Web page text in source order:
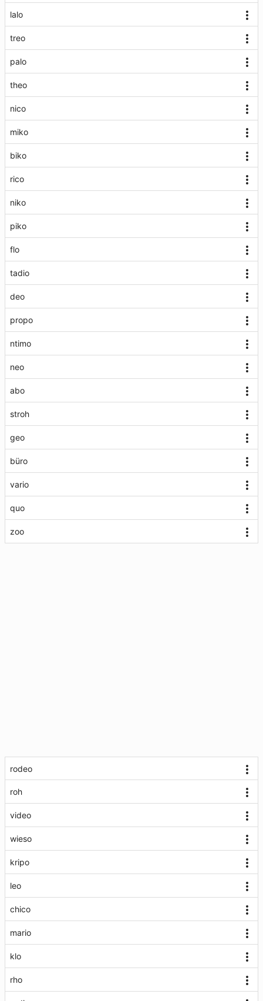
lalo
treo
palo
theo
nico
miko
biko
rico
niko
piko
flo
tadio
deo
propo
ntimo
neo
abo
stroh
geo
büro
vario
quo
zoo
rodeo
roh
video
wieso
kripo
leo
chico
mario
klo
rho